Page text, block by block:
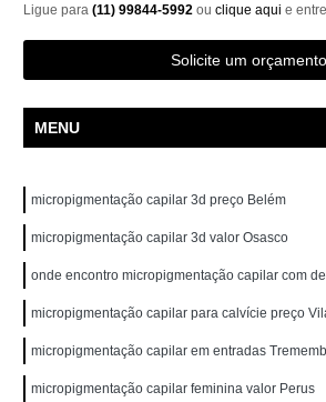
Ligue para(11) 99844-5992ouclique aqui e
Solicite um orçamento
MENU
micropigmentação capilar 3d preço Belém
micropigmentação capilar 3d valor Osasco
onde encontro micropigmentação capilar com
micropigmentação capilar para calvície preço
micropigmentação capilar em entradas
micropigmentação capilar feminina valor Perus